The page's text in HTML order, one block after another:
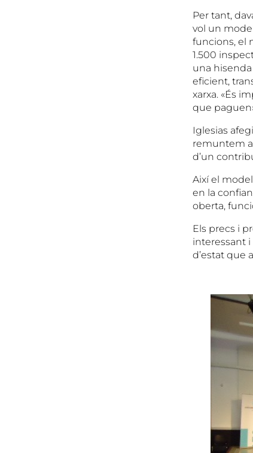
Per tant,
vol un
funcions, el
1.500
una hisenda
eficient,
xarxa. «És
que
Iglesias
remuntem
d’un
Així el
en la
oberta,
Els precs i
interessant
d’estat que